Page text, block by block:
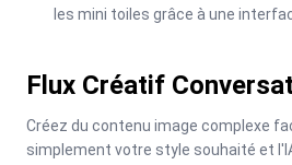
les mini toiles grâce à une
Flux Créatif
Créez du contenu image complexe
simplement votre style souhaité et